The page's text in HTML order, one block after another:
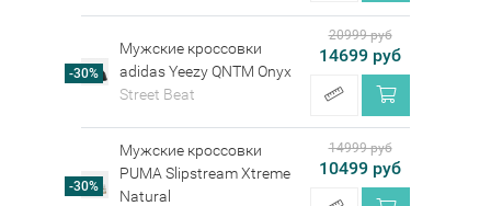
-30%
Мужские кроссовки
adidas Yeezy QNTM Onyx
Street Beat
20999 руб
14699 руб
-30%
Мужские кроссовки
PUMA Slipstream Xtreme
Natural
14999 руб
10499 руб